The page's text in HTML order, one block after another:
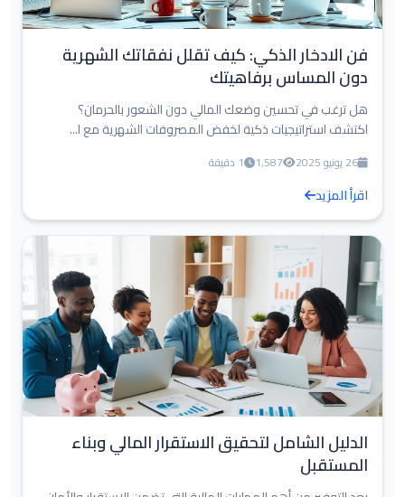
فن الادخار الذكي: كيف تقلل نفقاتك الشهرية
دون المساس برفاهيتك
هل ترغب في تحسين وضعك المالي دون الشعور بالحرمان؟
اكتشف استراتيجيات ذكية لخفض المصروفات الشهرية مع ا...
26 يونيو 2025 1,587 1 دقيقة
اقرأ المزيد
الدليل الشامل لتحقيق الاستقرار المالي وبناء
المستقبل